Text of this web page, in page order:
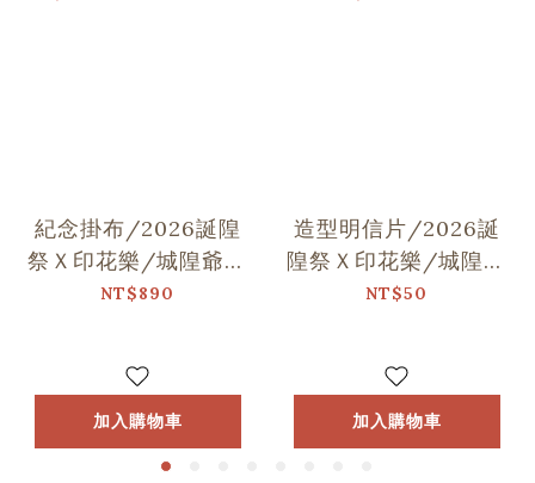
紀念掛布/2026誕隍
祭Ｘ印花樂/城隍爺與
范謝將軍跳舞
NT$890
加入購物車
造型明信片/2026誕
隍祭Ｘ印花樂/城隍老
爺跳舞
NT$50
加入購物車